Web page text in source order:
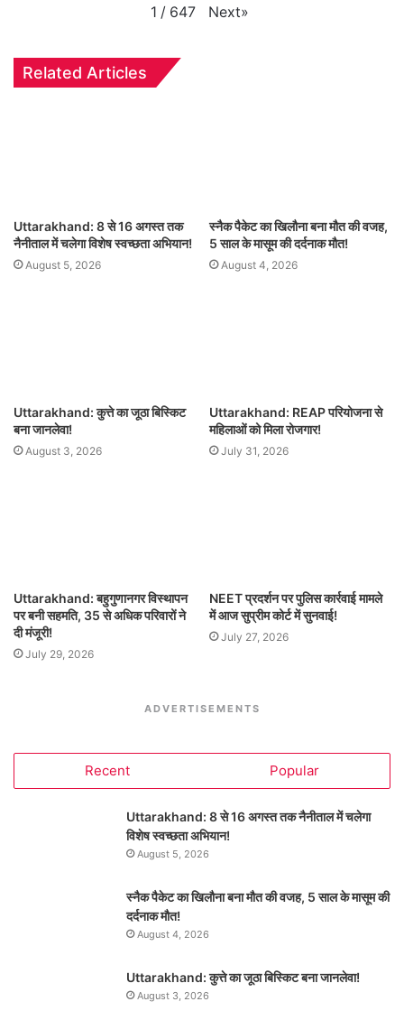
1 / 647 Next»
Related Articles
Uttarakhand: 8 से 16 अगस्त तक
नैनीताल में चलेगा विशेष स्वच्छता अभियान!
August 5, 2026
स्नैक पैकेट का खिलौना बना मौत की वजह,
5 साल के मासूम की दर्दनाक मौत!
August 4, 2026
Uttarakhand: कुत्ते का जूठा बिस्किट
बना जानलेवा!
August 3, 2026
Uttarakhand: REAP परियोजना से
महिलाओं को मिला रोजगार!
July 31, 2026
Uttarakhand: बहुगुणानगर विस्थापन
पर बनी सहमति, 35 से अधिक परिवारों ने
दी मंजूरी!
July 29, 2026
NEET प्रदर्शन पर पुलिस कार्रवाई मामले
में आज सुप्रीम कोर्ट में सुनवाई!
July 27, 2026
ADVERTISEMENTS
Recent Popular
Uttarakhand: 8 से 16 अगस्त तक नैनीताल में चलेगा
विशेष स्वच्छता अभियान!
August 5, 2026
स्नैक पैकेट का खिलौना बना मौत की वजह, 5 साल के मासूम की
दर्दनाक मौत!
August 4, 2026
Uttarakhand: कुत्ते का जूठा बिस्किट बना जानलेवा!
August 3, 2026